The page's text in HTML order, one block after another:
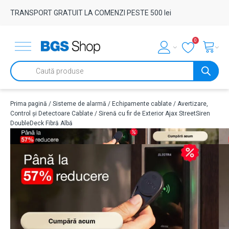
TRANSPORT GRATUIT LA COMENZI PESTE 500 lei
0
Products
search
Prima pagină / Sisteme de alarmă / Echipamente cablate / Avertizare,
Control și Detectoare Cablate / Sirenă cu fir de Exterior Ajax StreetSiren
DoubleDeck Fibră Albă